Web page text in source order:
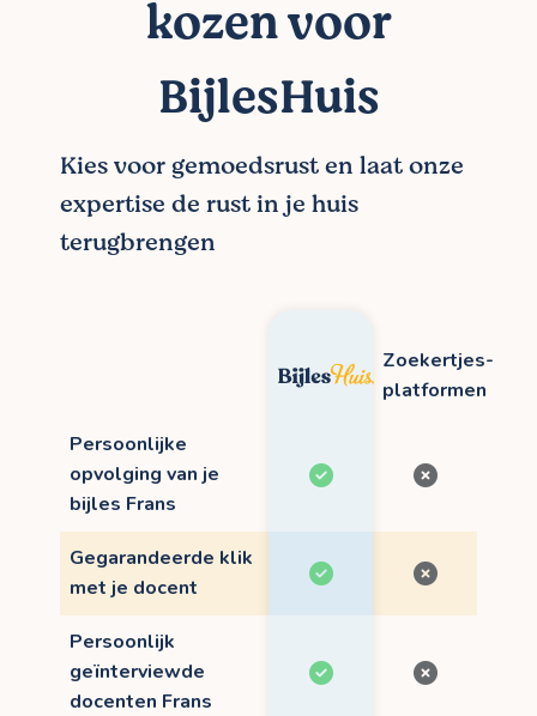
kozen voor
BijlesHuis
Kies voor gemoedsrust en laat onze
expertise de rust in je huis
terugbrengen
Zoekertjes-
platformen
Persoonlijke
opvolging van je
bijles Frans
Gegarandeerde klik
met je docent
Persoonlijk
geïnterviewde
docenten Frans